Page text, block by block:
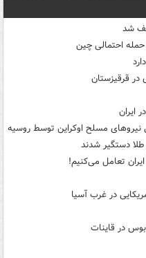
شد
حمله احتمالی چین
قرقیزستان
ایران
نیروهای مسلح اوکراین توسط روسیه
تعامل می‌کنیم!
در غرب آسیا